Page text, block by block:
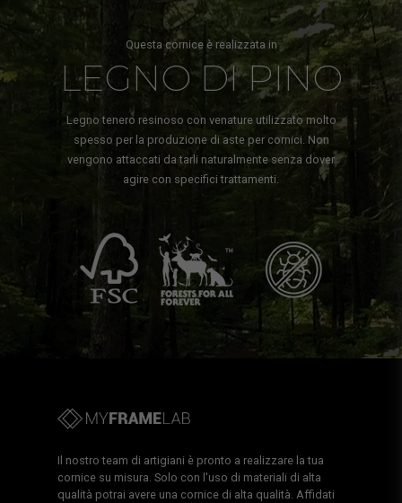
Questa cornice è realizzata in
LEGNO DI PINO
Legno tenero resinoso con venature utilizzato molto
spesso per la produzione di aste per cornici. Non
vengono attaccati da tarli naturalmente senza dover
agire con specifici trattamenti.
Il nostro team di artigiani è pronto a realizzare la tua
cornice su misura. Solo con l'uso di materiali di alta
qualità potrai avere una cornice di alta qualità. Affidati